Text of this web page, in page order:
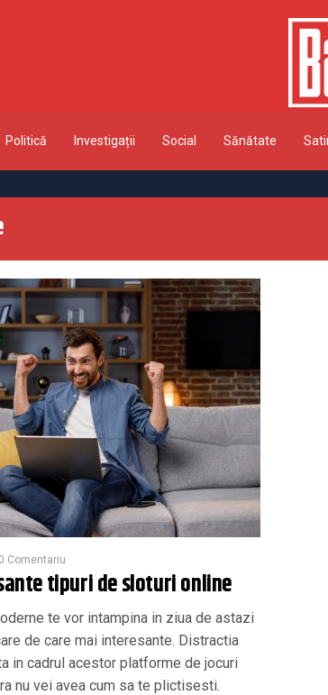
Politică Investigații Social Sănătate
0 Comentariu
tipuri de sloturi online
te vor intampina in ziua de astazi
de care mai interesante. Distractia
in cadrul acestor platforme de jocuri
nu vei avea cum sa te plictisesti.